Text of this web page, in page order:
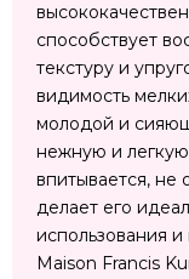
способствует
текстуру и
видимость
молодой и
нежную и легкую
впитывается, не
делает его
использования
Maison Francis